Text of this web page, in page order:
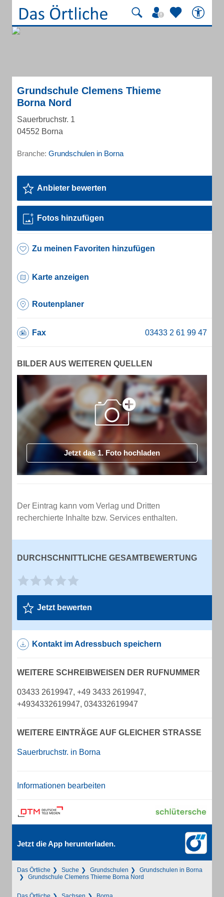
Grundschule Clemens Thieme
Borna Nord
Sauerbruchstr. 1
04552 Borna
Branche: Grundschulen in Borna
Anbieter bewerten
Fotos hinzufügen
Zu meinen Favoriten hinzufügen
Karte anzeigen
Routenplaner
Fax
BILDER AUS WEITEREN QUELLEN
Jetzt das 1. Foto hochladen
Der Eintrag kann vom Verlag und Dritten
recherchierte Inhalte bzw. Services enthalten.
DURCHSCHNITTLICHE GESAMTBEWERTUNG
Jetzt bewerten
Kontakt im Adressbuch speichern
WEITERE SCHREIBWEISEN DER RUFNUMMER
03433 2619947, +49 3433 2619947,
+4934332619947, 034332619947
WEITERE EINTRÄGE AUF GLEICHER STRASSE
Sauerbruchstr. in Borna
Informationen bearbeiten
Jetzt die App herunterladen.
Das Örtliche Suche Grundschulen
Grundschulen in Borna
Grundschule Clemens Thieme Borna Nord